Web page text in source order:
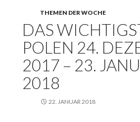
THEMEN DER WOCHE
DAS
POLEN 24.
2017 – 23.
2018
22. JANUAR 2018